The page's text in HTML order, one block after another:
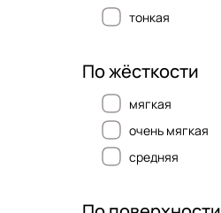
тонкая
По жёсткости
мягкая
очень мягкая
средняя